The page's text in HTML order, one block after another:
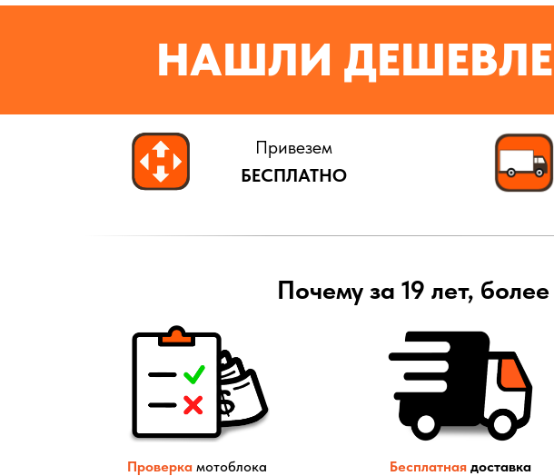
НАШЛИ
Привезем
БЕСПЛАТНО
Почему за 19 лет,
Проверка мотоблока
Бесплатная доставка